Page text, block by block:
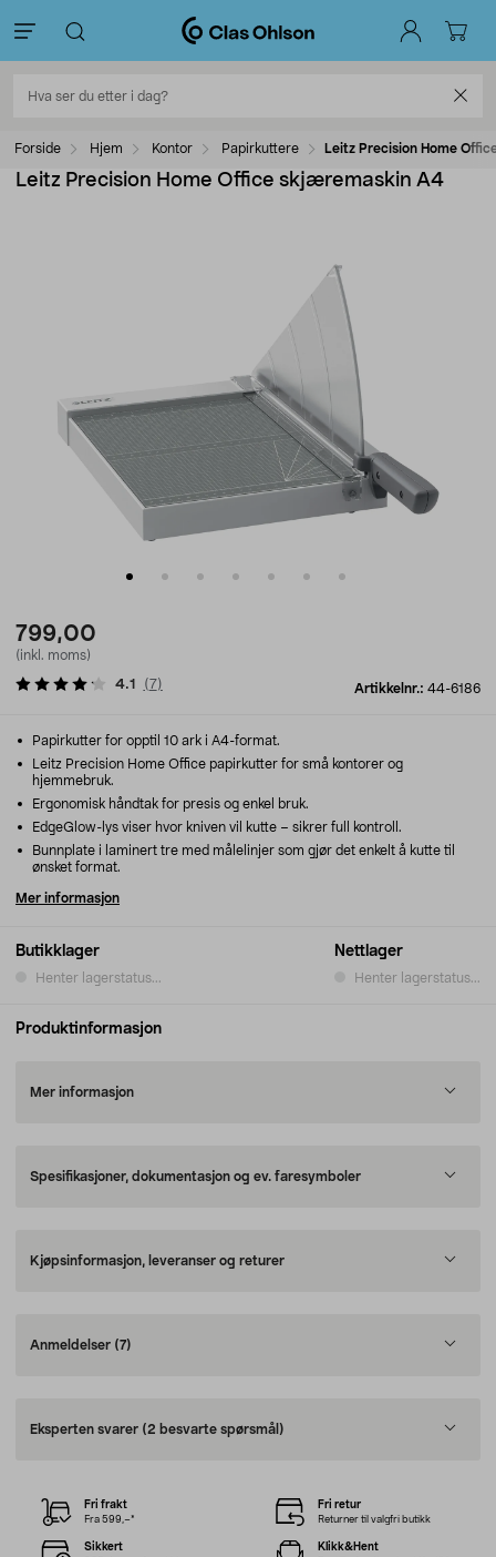
Forside Hjem Kontor Papirkuttere Leitz Precision Home
Leitz Precision Home Office skjæremaskin A4
799,00
(inkl. moms)
Artikkelnr.: 44-6186
4.1 (7)
Butikklager
Henter lagerstatus...
Nettlager
Henter lagerstatus...
Papirkutter for opptil 10 ark i A4-format.
Leitz Precision Home Office papirkutter for små kontorer og
hjemmebruk.
Ergonomisk håndtak for presis og enkel bruk.
EdgeGlow-lys viser hvor kniven vil kutte – sikrer full kontroll.
Bunnplate i laminert tre med målelinjer som gjør det enkelt å kutte til
ønsket format.
Mer informasjon
Produktinformasjon
Mer informasjon
Spesifikasjoner, dokumentasjon og ev. faresymboler
Kjøpsinformasjon, leveranser og returer
Anmeldelser (7)
Eksperten svarer (2 besvarte spørsmål)
Fri frakt
Fra 599,–*
Fri retur
Returner til valgfri butikk
Sikkert Klikk&Hent